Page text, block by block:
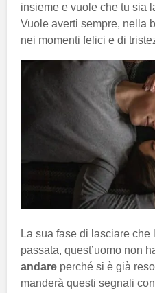
insieme e vuole che tu sia
Vuole averti sempre, nella
nei momenti felici e di
La sua fase di lasciare
passata, quest’uomo non
andare perché si è già
manderà questi segnali